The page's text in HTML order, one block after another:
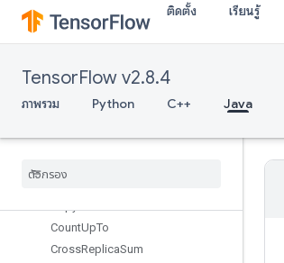
ติดตั้ง เรียนรู้
TensorFlow v2.8.4
ภาพรวม Python C++ Java
ConnectTPUEmbeddingHosts
Constant
ControlTrigger
Conv2DBackpropFilterV2
Copy
CountUpTo
CrossReplicaSum